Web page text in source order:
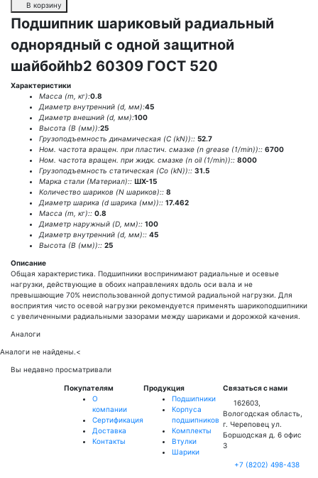
В корзину
Подшипник шариковый радиальный
однорядный с одной защитной
шайбойhb2 60309 ГОСТ 520
Характеристики
Масса (m, кг):0.8
Диаметр внутренний (d, мм):45
Диаметр внешний (d, мм):100
Высота (В (мм)):25
Грузоподъемность динамическая (C (kN)):: 52.7
Ном. частота вращен. при пластич. смазке (n grease (1/min)):: 6700
Ном. частота вращен. при жидк. смазке (n oil (1/min)):: 8000
Грузоподъемность статическая (Co (kN)):: 31.5
Марка стали (Материал):: ШХ-15
Количество шариков (N шариков):: 8
Диаметр шарика (d шарика (мм)):: 17.462
Масса (m, кг):: 0.8
Диаметр наружный (D, мм):: 100
Диаметр внутренний (d, мм):: 45
Высота (В (мм)):: 25
Описание
Общая характеристика. Подшипники воспринимают радиальные и осевые
нагрузки, действующие в обоих направлениях вдоль оси вала и не
превышающие 70% неиспользованной допустимой радиальной нагрузки. Для
восприятия чисто осевой нагрузки рекомендуется применять шарикоподшипники
с увеличенными радиальными зазорами между шариками и дорожкой качения.
Аналоги
Аналоги не найдены.<
Вы недавно просматривали
Покупателям
О
компании
Сертификация
Доставка
Контакты
Продукция
Подшипники
Корпуса
подшипников
Комплекты
Втулки
Шарики
Связаться с нами
162603,
Вологодская область,
г. Череповец ул.
Боршодская д. 6 офис
3
+7 (8202) 498-438